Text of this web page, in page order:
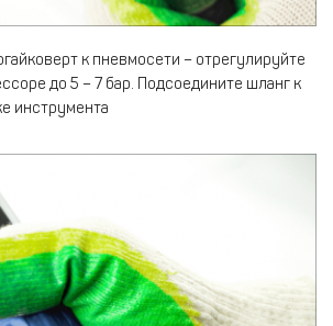
к пневмосети – отрегулируйте
до 5 – 7 бар. Подсоедините шланг к
инструмента